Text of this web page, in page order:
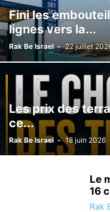
LOISIRS MÉDECINE
NUTRITIONISME
SCIENCE ET TECHNOLOGIE
TSAHAL VALEURS DE
Fini les
lignes vers la...
Rak Be Israel - 22 juillet
Les prix des
ce...
Rak Be Israel - 18 juin 2026
Le
16
Rak